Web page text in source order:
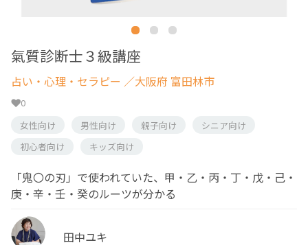
氣質診断士３級講座
占い・心理・セラピー ／大阪府 富田林市
0
女性向け
男性向け 親子向け
シニア向け
初心者向け
キッズ向け
「鬼〇の刃」で使われていた、甲・乙・丙・丁・戊・己・
庚・辛・壬・癸のルーツが分かる
田中ユキ